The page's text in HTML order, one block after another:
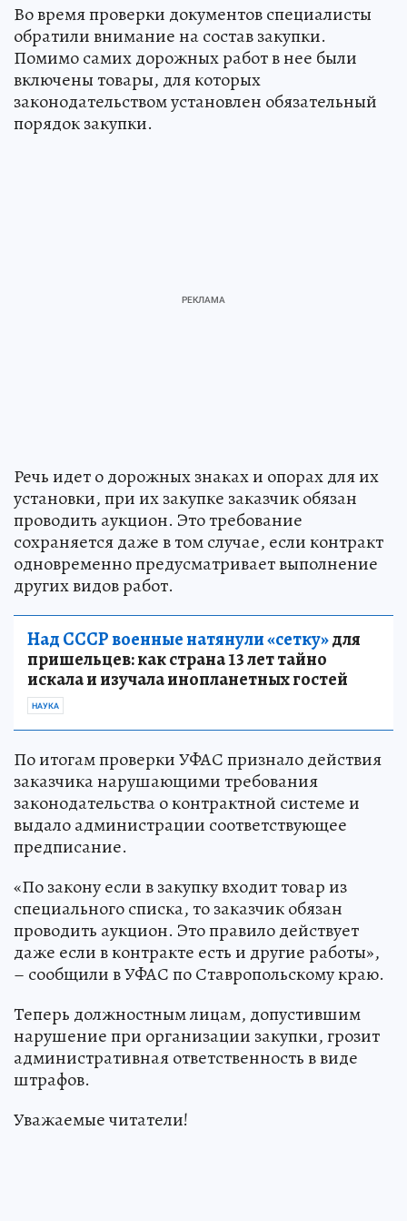
Во время проверки документов специалисты
обратили внимание на состав закупки.
Помимо самих дорожных работ в нее были
включены товары, для которых
законодательством установлен обязательный
порядок закупки.
Речь идет о дорожных знаках и опорах для их
установки, при их закупке заказчик обязан
проводить аукцион. Это требование
сохраняется даже в том случае, если контракт
одновременно предусматривает выполнение
других видов работ.
Над СССР военные натянули «сетку»для
пришельцев: как страна 13 лет тайно
искала и изучала инопланетных гостей
НАУКА
По итогам проверки УФАС признало действия
заказчика нарушающими требования
законодательства о контрактной системе и
выдало администрации соответствующее
предписание.
«По закону если в закупку входит товар из
специального списка, то заказчик обязан
проводить аукцион. Это правило действует
даже если в контракте есть и другие работы»,
– сообщили в УФАС по Ставропольскому краю.
Теперь должностным лицам, допустившим
нарушение при организации закупки, грозит
административная ответственность в виде
штрафов.
Уважаемые читатели!